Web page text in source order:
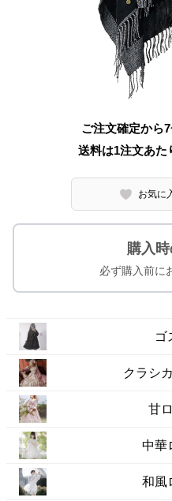
ご注文確定から
送料は1注文あた
お気に
購入
必ず購入前に
ゴ
クラシ
甘
中華
和風